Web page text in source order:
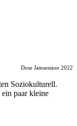
Dose Jamsession 2022
Soziokulturell.
paar kleine